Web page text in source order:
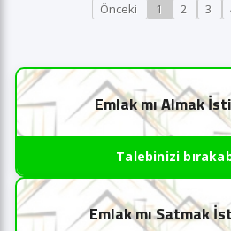
Önceki 1 2 3
Emlak mı Almak
Talebinizi
Emlak mı Satmak